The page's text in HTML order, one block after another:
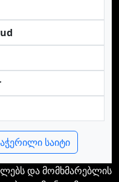
საიტი
და მომხმარებლის